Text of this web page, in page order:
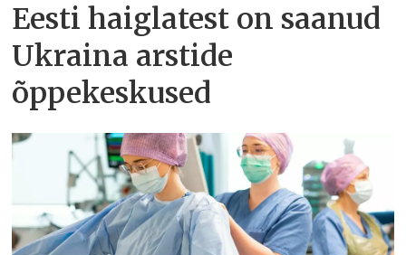
Eesti haiglatest on saanud
Ukraina arstide
õppekeskused